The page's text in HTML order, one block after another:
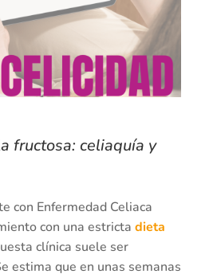
fructosa: celiaquía y
con Enfermedad Celiaca
con una estricta dieta
clínica suele ser
estima que en unas semanas